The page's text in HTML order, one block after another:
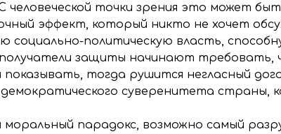
точки зрения это может
эффект, который никто не хочет
социально-политическую власть,
защиты начинают требовать,
показывать, тогда рушится негласный
суверенитета страны,
парадокс, возможно самый